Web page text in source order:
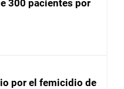
300 pacientes por
por el femicidio de